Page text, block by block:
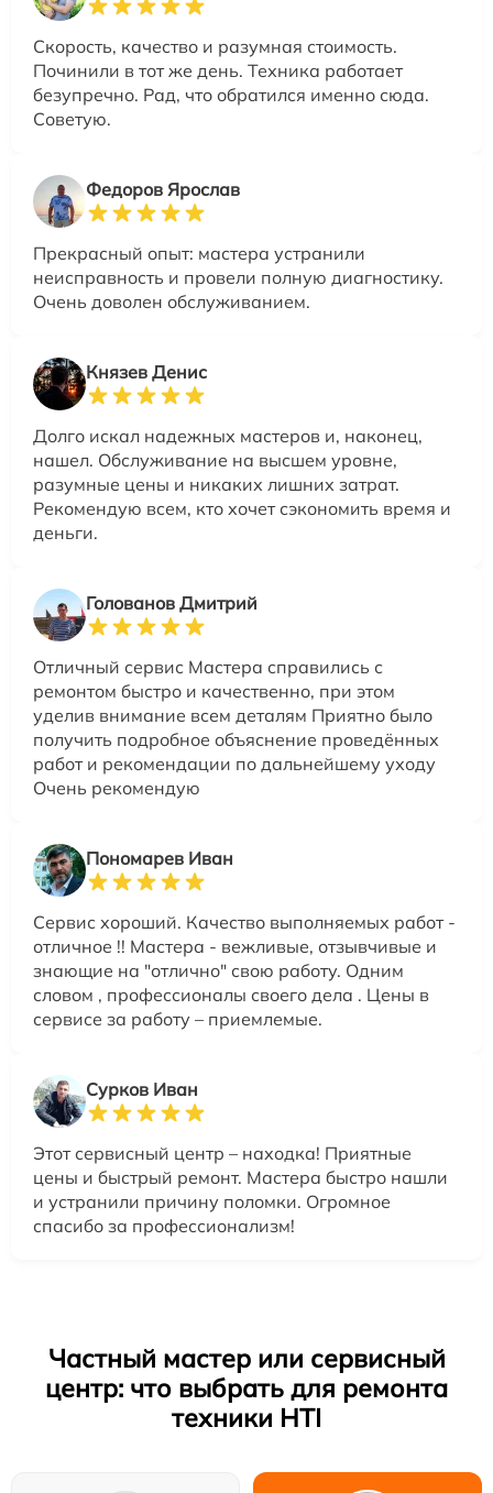
Скорость, качество и разумная стоимость.
Починили в тот же день. Техника работает
безупречно. Рад, что обратился именно сюда.
Советую.
Федоров Ярослав
Прекрасный опыт: мастера устранили
неисправность и провели полную диагностику.
Очень доволен обслуживанием.
Князев Денис
Долго искал надежных мастеров и, наконец,
нашел. Обслуживание на высшем уровне,
разумные цены и никаких лишних затрат.
Рекомендую всем, кто хочет сэкономить время и
деньги.
Голованов Дмитрий
Отличный сервис Мастера справились с
ремонтом быстро и качественно, при этом
уделив внимание всем деталям Приятно было
получить подробное объяснение проведённых
работ и рекомендации по дальнейшему уходу
Очень рекомендую
Пономарев Иван
Сервис хороший. Качество выполняемых работ -
отличное !! Мастера - вежливые, отзывчивые и
знающие на "отлично" свою работу. Одним
словом , профессионалы своего дела . Цены в
сервисе за работу – приемлемые.
Сурков Иван
Этот сервисный центр – находка! Приятные
цены и быстрый ремонт. Мастера быстро нашли
и устранили причину поломки. Огромное
спасибо за профессионализм!
Частный мастер или сервисный
центр: что выбрать для ремонта
техники HTI